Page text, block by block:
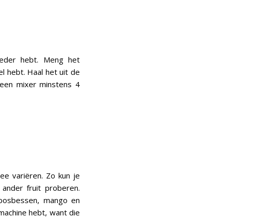
hebt. Meng het
hebt. Haal het uit de
mixer minstens 4
variëren. Zo kun je
fruit proberen.
mango en
hebt, want die